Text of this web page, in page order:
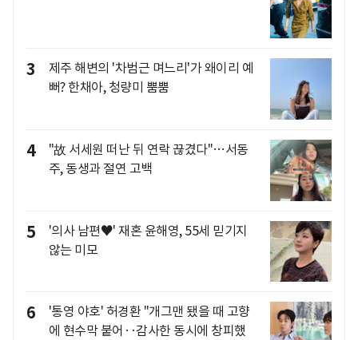
3
제주 해변의 '차범근 며느리'가 왜이리 예
뻐? 한채아, 청량미 뿜뿜
4
"故 서세원 떠난 뒤 연락 끊겼다"…서동
주, 동생과 절연 고백
5
'의사 남편♥' 재혼 윤해영, 55세 믿기지
않는 미모
6
'통영 야호' 허경환 "개그맨 됐을 때 고향
에 현수막 붙어‥감사한 동시에 창피했